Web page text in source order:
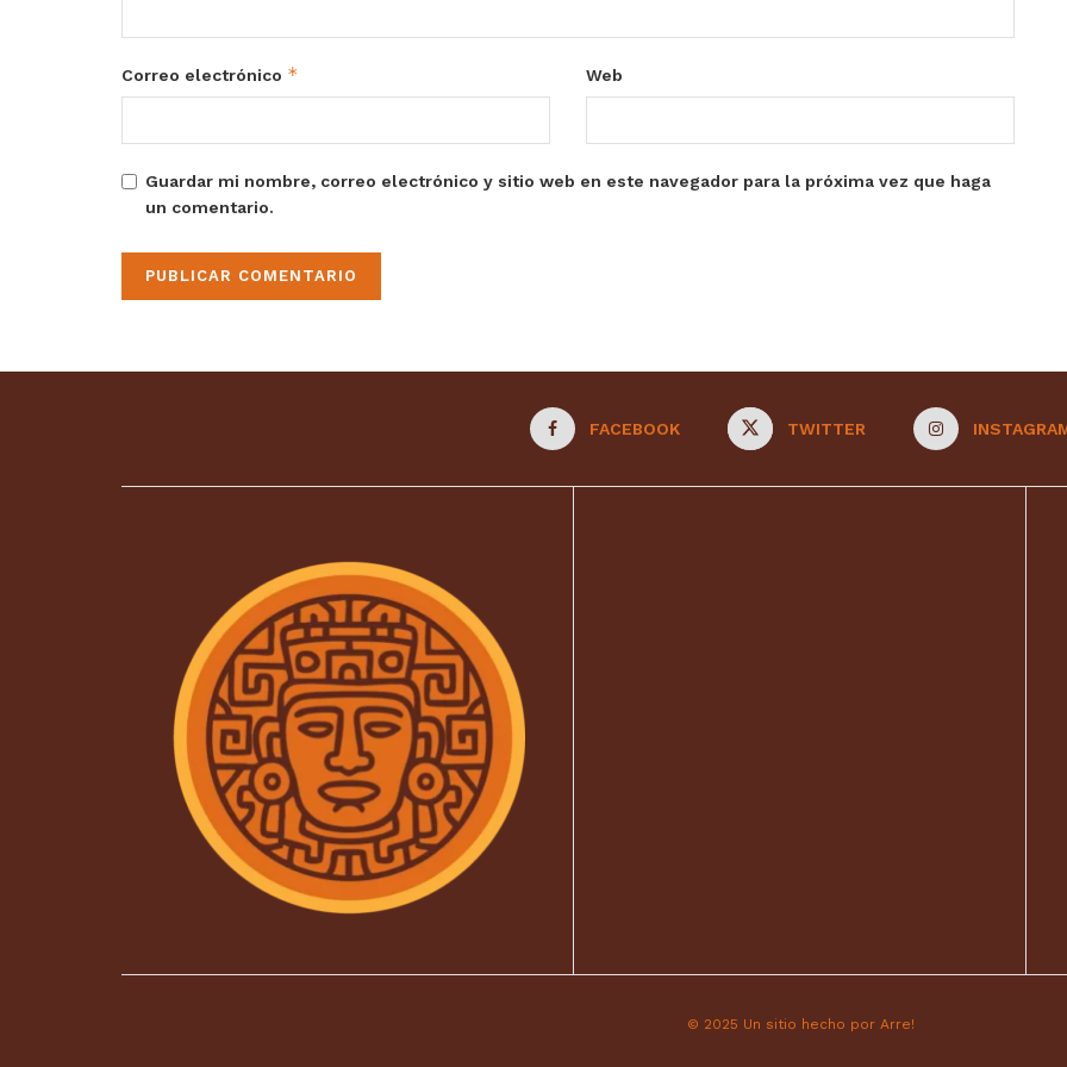
Correo electrónico * Web
Guardar mi nombre, correo electrónico y sitio web en este navegador para la próxima vez que haga
un comentario.
FACEBOOK TWITTER
© 2025 Un sitio hecho por Arre!